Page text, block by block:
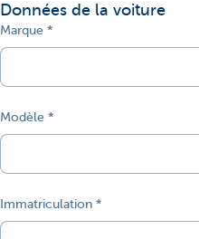
Données de la voiture
Marque
Modèle
Immatriculation